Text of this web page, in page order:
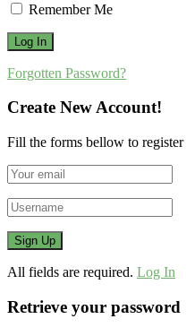
Remember Me
Forgotten Password?
Create New Account!
Fill the forms bellow to register
All fields are required. Log In
Retrieve your password